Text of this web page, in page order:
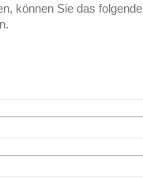
können Sie das folgende